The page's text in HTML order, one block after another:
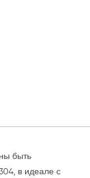
быть
в идеале с